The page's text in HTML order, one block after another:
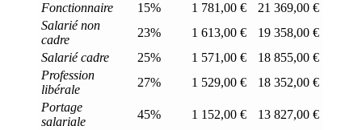
Fonctionnaire
15% 1 781,00 €
21 369,00 €
Salarié non
cadre
23% 1 613,00 €
19 358,00 €
Salarié cadre
25% 1 571,00 €
18 855,00 €
Profession
libérale
27% 1 529,00 €
18 352,00 €
Portage
salariale
45% 1 152,00 € 13 827,00 €